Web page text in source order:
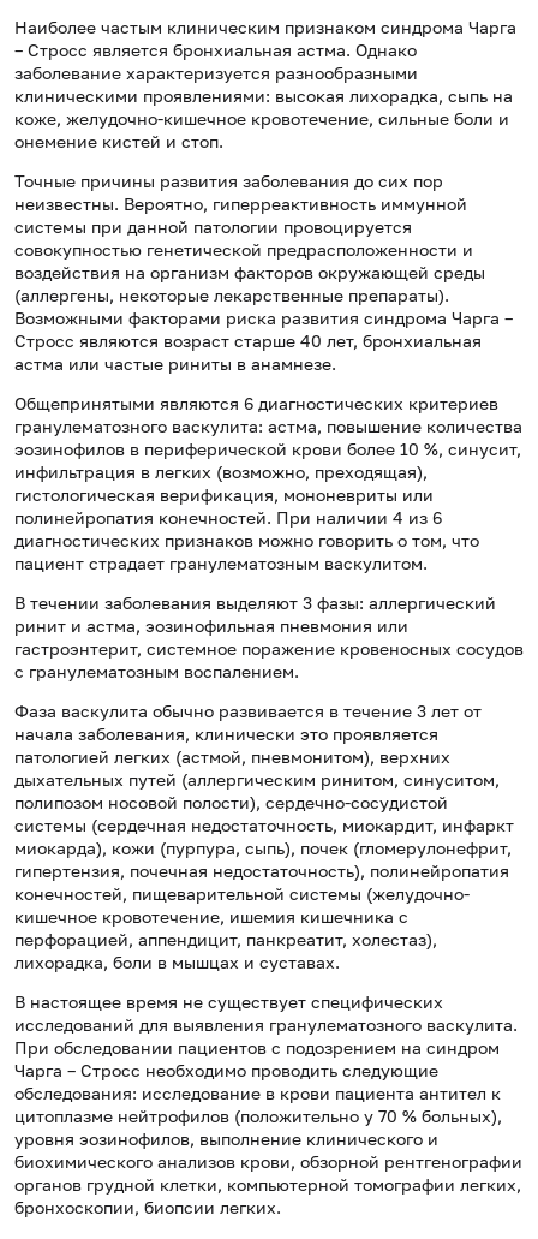
Наиболее частым клиническим признаком синдрома Чарга
– Стросс является бронхиальная астма. Однако
заболевание характеризуется разнообразными
клиническими проявлениями: высокая лихорадка, сыпь на
коже, желудочно-кишечное кровотечение, сильные боли и
онемение кистей и стоп.
Точные причины развития заболевания до сих пор
неизвестны. Вероятно, гиперреактивность иммунной
системы при данной патологии провоцируется
совокупностью генетической предрасположенности и
воздействия на организм факторов окружающей среды
(аллергены, некоторые лекарственные препараты).
Возможными факторами риска развития синдрома Чарга –
Стросс являются возраст старше 40 лет, бронхиальная
астма или частые риниты в анамнезе.
Общепринятыми являются 6 диагностических критериев
гранулематозного васкулита: астма, повышение количества
эозинофилов в периферической крови более 10 %, синусит,
инфильтрация в легких (возможно, преходящая),
гистологическая верификация, мононевриты или
полинейропатия конечностей. При наличии 4 из 6
диагностических признаков можно говорить о том, что
пациент страдает гранулематозным васкулитом.
В течении заболевания выделяют 3 фазы: аллергический
ринит и астма, эозинофильная пневмония или
гастроэнтерит, системное поражение кровеносных сосудов
с гранулематозным воспалением.
Фаза васкулита обычно развивается в течение 3 лет от
начала заболевания, клинически это проявляется
патологией легких (астмой, пневмонитом), верхних
дыхательных путей (аллергическим ринитом, синуситом,
полипозом носовой полости), сердечно-сосудистой
системы (сердечная недостаточность, миокардит, инфаркт
миокарда), кожи (пурпура, сыпь), почек (гломерулонефрит,
гипертензия, почечная недостаточность), полинейропатия
конечностей, пищеварительной системы (желудочно-
кишечное кровотечение, ишемия кишечника с
перфорацией, аппендицит, панкреатит, холестаз),
лихорадка, боли в мышцах и суставах.
В настоящее время не существует специфических
исследований для выявления гранулематозного васкулита.
При обследовании пациентов с подозрением на синдром
Чарга – Стросс необходимо проводить следующие
обследования: исследование в крови пациента антител к
цитоплазме нейтрофилов (положительно у 70 % больных),
уровня эозинофилов, выполнение клинического и
биохимического анализов крови, обзорной рентгенографии
органов грудной клетки, компьютерной томографии легких,
бронхоскопии, биопсии легких.